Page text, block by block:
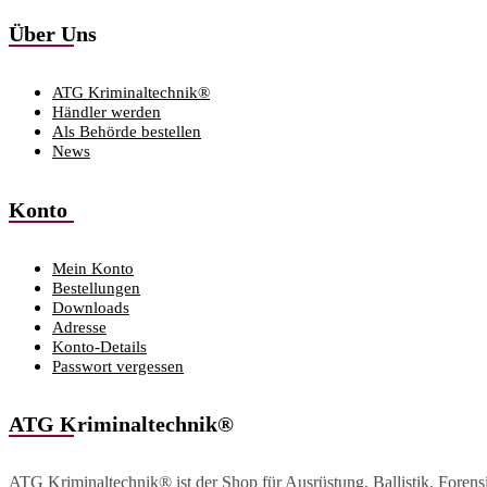
Über Uns
ATG Kriminaltechnik®
Händler werden
Als Behörde bestellen
News
Konto
Mein Konto
Bestellungen
Downloads
Adresse
Konto-Details
Passwort vergessen
ATG Kriminaltechnik®
ATG Kriminaltechnik® ist der Shop für Ausrüstung, Ballistik,